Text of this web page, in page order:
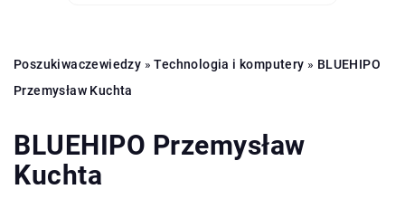
Poszukiwaczewiedzy »Technologia i komputery » BLUEHIPO
Przemysław Kuchta
BLUEHIPO Przemysław
Kuchta